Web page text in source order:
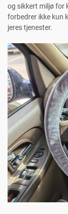
og sikkert miljø for
forbedrer ikke kun
jeres tjenester.